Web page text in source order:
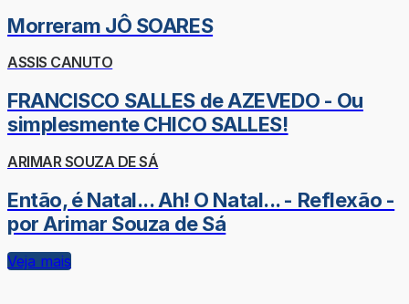
Morreram JÔ SOARES
ASSIS CANUTO
FRANCISCO SALLES de AZEVEDO - Ou
simplesmente CHICO SALLES!
ARIMAR SOUZA DE SÁ
Então, é Natal... Ah! O Natal... - Reflexão -
por Arimar Souza de Sá
Veja mais